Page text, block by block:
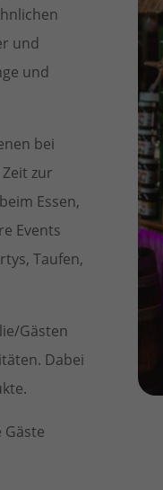
und
und
bei
zur
Essen,
Events
Taufen,
Gästen
Dabei